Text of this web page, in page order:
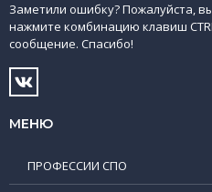
Заметили ошибку? Пожалуйста,
нажмите комбинацию клавиш
сообщение. Спасибо!
МЕНЮ
ПРОФЕССИИ СПО